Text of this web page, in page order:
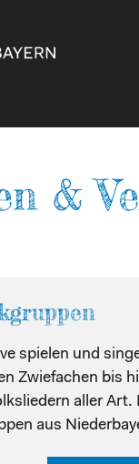
&
spielen und
Zwiefachen bis
aller Art.
aus